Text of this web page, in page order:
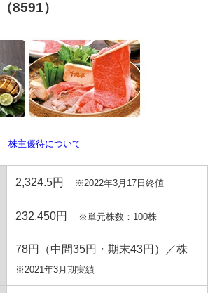
8591）
株主優待について
2,324.5円 ※2022年3月17日終値
232,450円 ※単元株数：100株
78円（中間35円・期末43円）／株
※2021年3月期実績